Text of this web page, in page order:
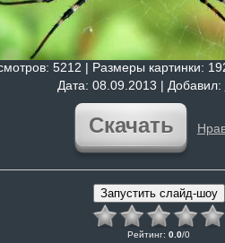
: 5212 | Размеры картинки:
Дата: 08.09.2013 | Добавил:
Скачать
Рейтинг: 0.0/0